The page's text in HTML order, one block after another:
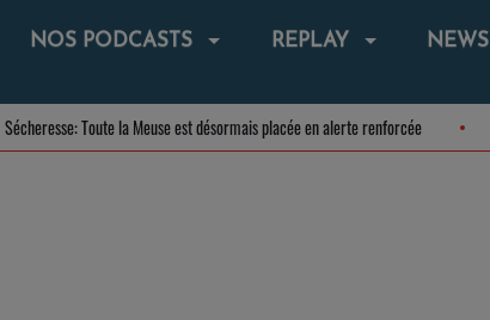
NOS PODCASTS REPLAY NEWS
Sécheresse: Toute la Meuse est désormais placée en alerte renforcée